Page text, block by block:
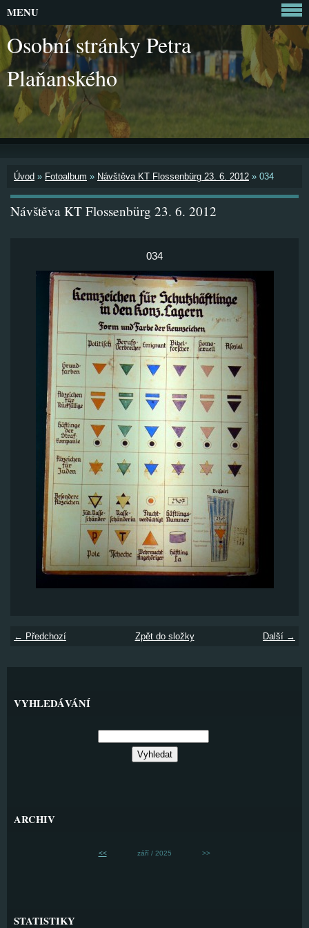
Osobní stránky Petra
Plaňanského
Úvod » Fotoalbum » Návštěva KT Flossenbürg 23. 6. 2012 » 034
Návštěva KT Flossenbürg 23. 6. 2012
034
← Předchozí Další →
Zpět do složky
MENU
VYHLEDÁVÁNÍ
ARCHIV
<< září / 2025 >>
STATISTIKY